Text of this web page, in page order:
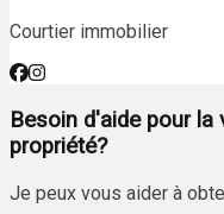
Courtier immobilier
Besoin d'aide pour
propriété?
Je peux vous aider à